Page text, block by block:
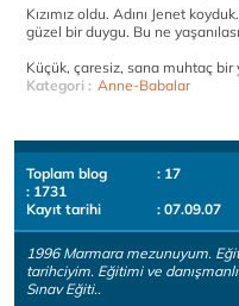
Kızımız oldu. Adını Jenet
güzel bir duygu. Bu ne
Küçük, çaresiz, sana muhtaç
Kategori : Anne-Babalar
Toplam blog
: 17
: 1731
Kayıt tarihi
: 07.09.07
1996 Marmara mezunuyum.
tarihciyim. Eğitimi ve
Sınav Eğiti..